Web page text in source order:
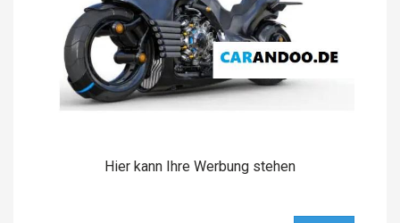
Hier kann Ihre Werbung stehen